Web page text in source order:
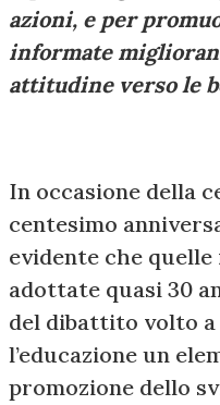
azioni, e per
informate
attitudine verso le
In occasione della
centesimo
evidente che
adottate quasi 30
del dibattito volto
l’educazione un
promozione dello